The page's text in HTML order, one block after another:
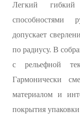
Легкий
допускает
по радиусу. В
с рельефной
Гармонически
материалом и
покрытия